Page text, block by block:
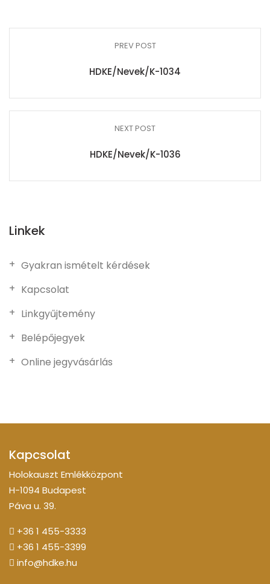
PREV POST
HDKE/Nevek/K-1034
NEXT POST
HDKE/Nevek/K-1036
Linkek
Gyakran ismételt kérdések
Kapcsolat
Linkgyűjtemény
Belépőjegyek
Online jegyvásárlás
Kapcsolat
Holokauszt Emlékközpont
H-1094 Budapest
Páva u. 39.
+36 1 455-3333
+36 1 455-3399
info@hdke.hu